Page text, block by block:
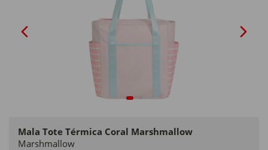
Mala Tote Térmica Coral Marshmallow
Marshmallow